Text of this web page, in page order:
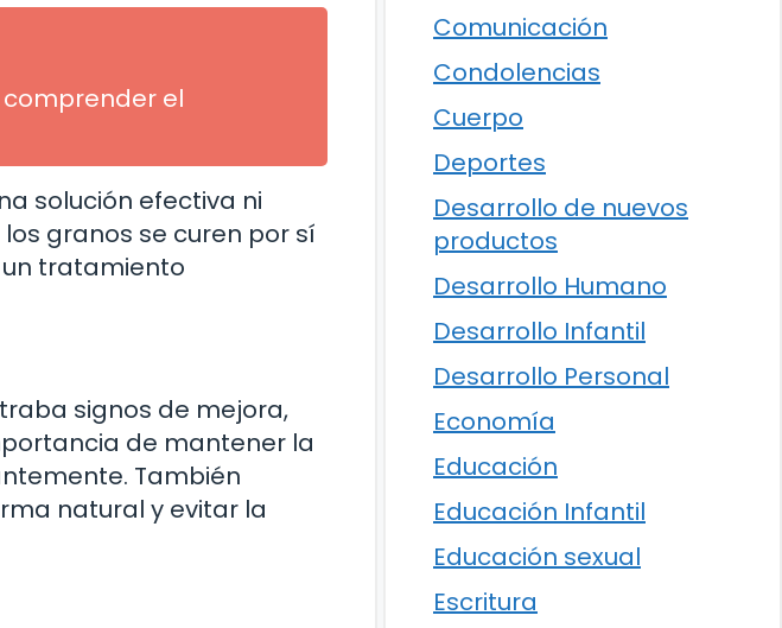
comprender el
solución efectiva ni
granos se curen por sí
tratamiento
signos de mejora,
de mantener la
También
natural y evitar la
Comunicación
Condolencias
Cuerpo
Deportes
Desarrollo de nuevos
productos
Desarrollo Humano
Desarrollo Infantil
Desarrollo Personal
Economía
Educación
Educación Infantil
Educación sexual
Escritura